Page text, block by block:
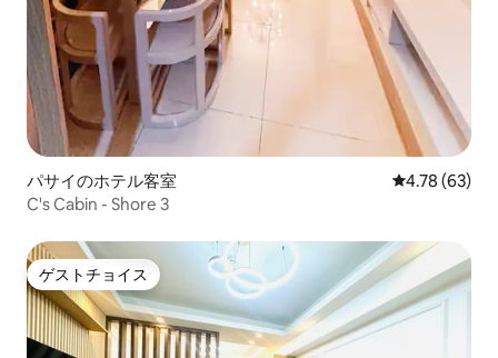
パサイのホテル客室 レビュー63
4.78 (63)
C's Cabin - Shore 3
ゲストチョイス
ゲストチョイス